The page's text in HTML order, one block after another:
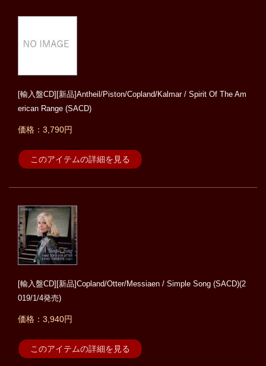
[輸入盤CD][新品]Antheil/Piston/Copland/Kalmar / Spirit Of The Am
erican Range (SACD)
価格：3,790円
このアイテムの詳細を見る
[輸入盤CD][新品]Copland/Otter/Messiaen / Simple Song (SACD)(2
019/1/4発売)
価格：3,940円
このアイテムの詳細を見る